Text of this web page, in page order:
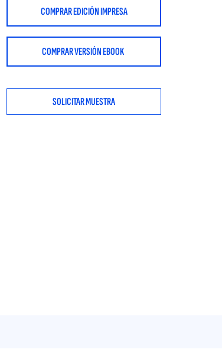
COMPRAR EDICIÓN IMPRESA
COMPRAR VERSIÓN EBOOK
SOLICITAR MUESTRA